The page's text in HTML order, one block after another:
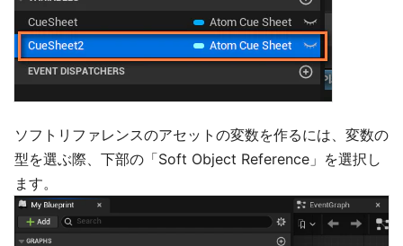
ソフトリファレンスのアセットの変数を作るには、変数の
型を選ぶ際、下部の「Soft Object Reference」を選択し
ます。